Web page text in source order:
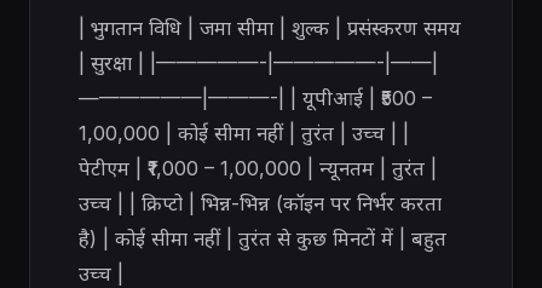
| भुगतान विधि | जमा सीमा | शुल्क | प्रसंस्करण समय
| सुरक्षा | |—————-|—————-|——|
——————|———-| | यूपीआई | ₹500 –
1,00,000 | कोई सीमा नहीं | तुरंत | उच्च | |
पेटीएम | ₹1,000 – 1,00,000 | न्यूनतम | तुरंत |
उच्च | | क्रिप्टो | भिन्न-भिन्न (कॉइन पर निर्भर करता
है) | कोई सीमा नहीं | तुरंत से कुछ मिनटों में | बहुत
उच्च |